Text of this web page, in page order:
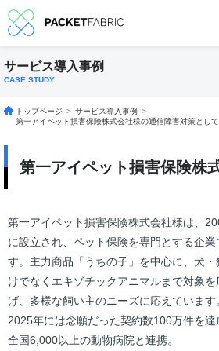
サービス導入事例
CASE STUDY
トップページ > サービス導入事例
>
第一アイペット損害保険株式会社様の通信障害対策とし
第一アイペット損害保険株
第一アイペット損害保険株式会社様は、
に設立され、ペット保険を専門とする企業
す。主力商品「うちの子」を中心に、犬・
けでなくエキゾチックアニマルまで対象を
げ、多様な飼い主のニーズに応えています
2025年には念願だった契約数100万件を達
全国6,000以上の動物病院と連携。